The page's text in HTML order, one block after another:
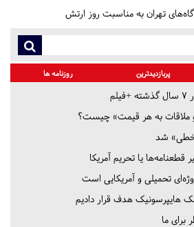
پربازدیدترین روزنامه ها
و ملاقات به هر قیمت» چیست؟
شد
قطعنامه‌ها یا تحریم‌ آمریکا
تحمیلی و آمریکایی است
هایپرسونیک هدف قرار دادیم
ما